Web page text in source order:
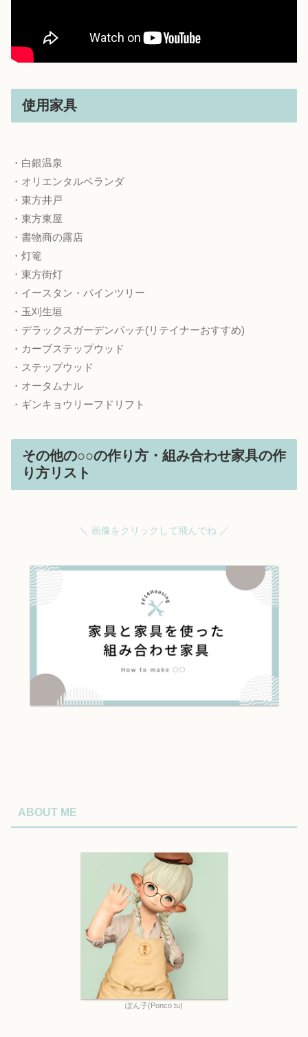
使用家具
・白銀温泉
・オリエンタルベランダ
・東方井戸
・東方東屋
・書物商の露店
・灯篭
・東方街灯
・イースタン・パインツリー
・玉刈生垣
・デラックスガーデンパッチ(リテイナーおすすめ)
・カーブステップウッド
・ステップウッド
・オータムナル
・ギンキョウリーフドリフト
その他の○○の作り方・組み合わせ家具の作
り方リスト
＼ 画像をクリックして飛んでね ／
ABOUT ME
ぽん子(Ponco tu)